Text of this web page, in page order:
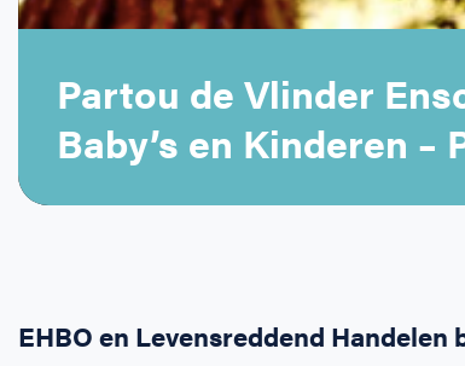
Partou de Vlinder
Baby’s en Kinderen
EHBO en Levensreddend Handelen